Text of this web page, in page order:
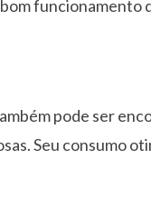
funcionamento
pode ser
Seu consumo